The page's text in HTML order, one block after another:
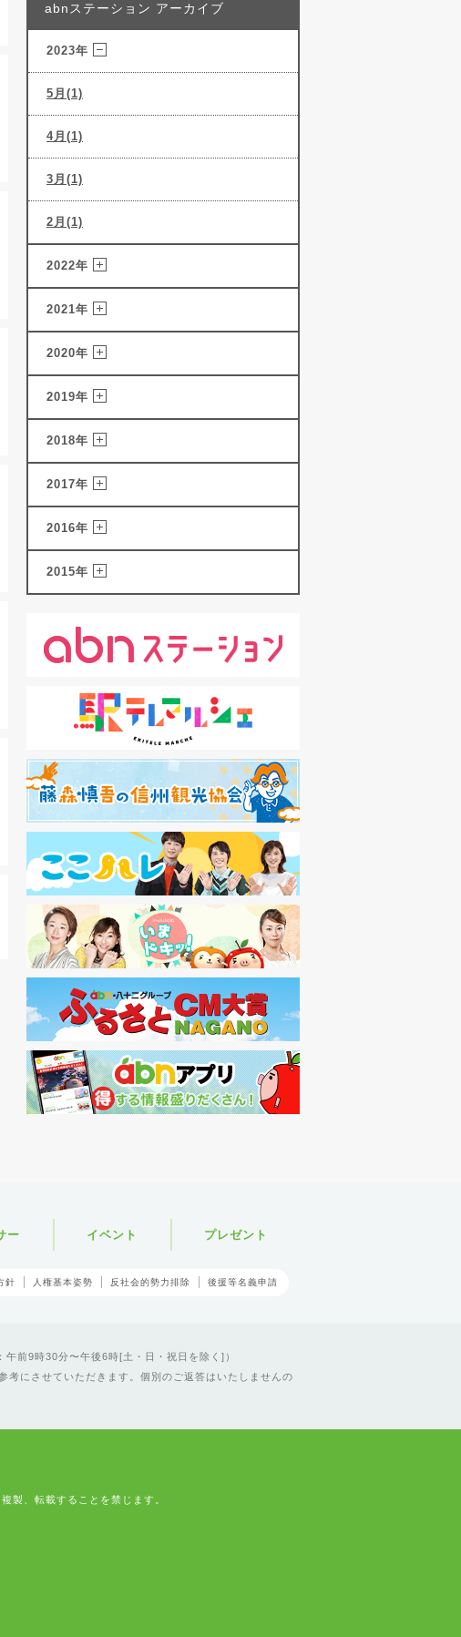
abnステーション アーカイブ
2023年
5月(1)
4月(1)
3月(1)
2月(1)
2022年
2021年
2020年
2019年
2018年
2017年
2016年
2015年
ー イベント プレゼント
針 人権基本姿勢 反社会的勢力排除 後援等名義申請
前9時30分〜午後6時[土・日・祝日を除く]）
考にさせていただきます。個別のご返答はいたしませんの
製、転載することを禁じます。